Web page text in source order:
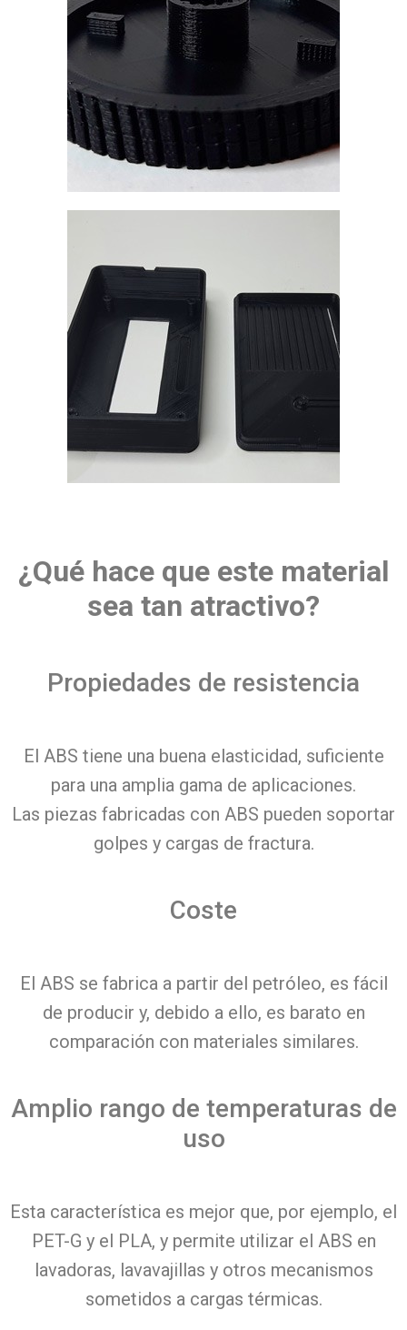
¿Qué hace que este material
sea tan atractivo?
Propiedades de resistencia
El ABS tiene una buena elasticidad, suficiente
para una amplia gama de aplicaciones.
Las piezas fabricadas con ABS pueden soportar
golpes y cargas de fractura.
Coste
El ABS se fabrica a partir del petróleo, es fácil
de producir y, debido a ello, es barato en
comparación con materiales similares.
Amplio rango de temperaturas de
uso
Esta característica es mejor que, por ejemplo, el
PET-G y el PLA, y permite utilizar el ABS en
lavadoras, lavavajillas y otros mecanismos
sometidos a cargas térmicas.